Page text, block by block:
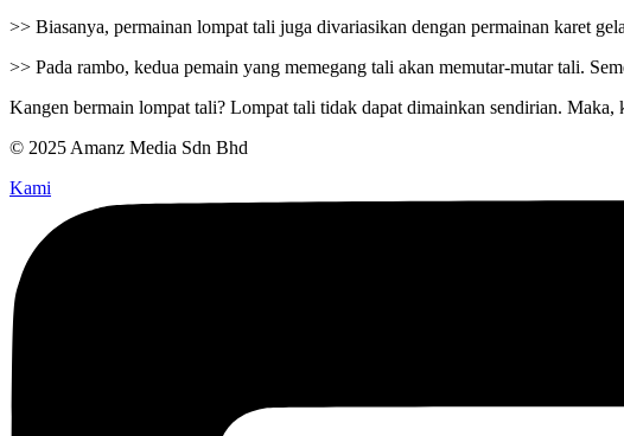
>> Biasanya, permainan lompat tali juga divariasikan dengan permainan karet
>> Pada rambo, kedua pemain yang memegang tali akan memutar-mutar tali.
Kangen bermain lompat tali? Lompat tali tidak dapat dimainkan sendirian.
© 2025 Amanz Media Sdn Bhd
Kami